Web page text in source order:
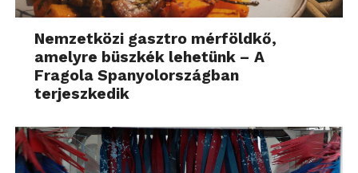
Nemzetközi gasztro mérföldkő,
amelyre büszkék lehetünk – A
Fragola Spanyolországban
terjeszkedik